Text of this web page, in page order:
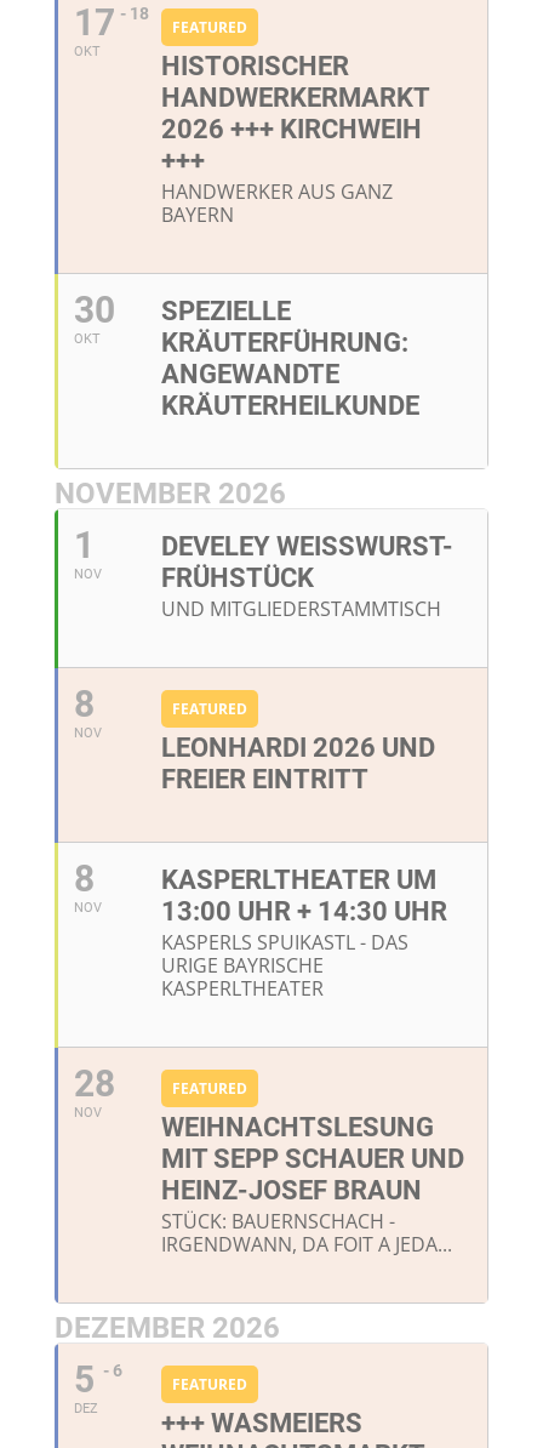
17
OKT
- 18
FEATURED
HISTORISCHER
HANDWERKERMARKT
2026 +++ KIRCHWEIH
+++
HANDWERKER AUS GANZ
BAYERN
30
OKT
SPEZIELLE
KRÄUTERFÜHRUNG:
ANGEWANDTE
KRÄUTERHEILKUNDE
NOVEMBER 2026
1
NOV
DEVELEY WEISSWURST-F
RÜHSTÜCK
UND MITGLIEDERSTAMMTISCH
8
NOV
FEATURED
LEONHARDI 2026 UND
FREIER EINTRITT
8
NOV
KASPERLTHEATER UM
13:00 UHR + 14:30 UHR
KASPERLS SPUIKASTL - DAS
URIGE BAYRISCHE
KASPERLTHEATER
28
NOV
FEATURED
WEIHNACHTSLESUNG
MIT SEPP SCHAUER UND
HEINZ-JOSEF BRAUN
STÜCK: BAUERNSCHACH -
IRGENDWANN, DA FOIT A JEDA...
DEZEMBER 2026
5
DEZ
- 6
FEATURED
+++ WASMEIERS